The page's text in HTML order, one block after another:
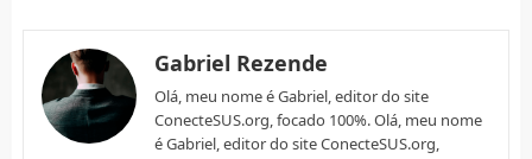
Gabriel Rezende
Olá, meu nome é Gabriel, editor do site
ConecteSUS.org, focado 100%. Olá, meu nome
é Gabriel, editor do site ConecteSUS.org,